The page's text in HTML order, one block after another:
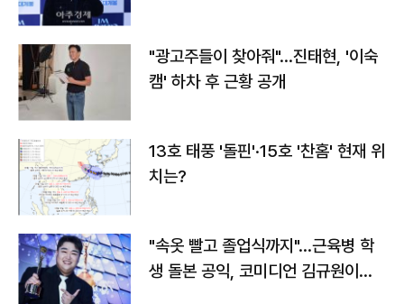
"광고주들이 찾아줘"…진태현, '이숙
캠' 하차 후 근황 공개
13호 태풍 '돌핀'·15호 '찬홈' 현재 위
치는?
"속옷 빨고 졸업식까지"…근육병 학
생 돌본 공익, 코미디언 김규원이었